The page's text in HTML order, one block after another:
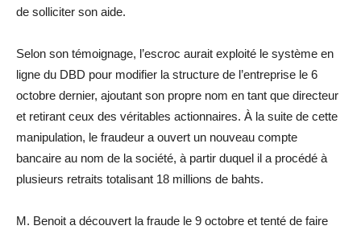
de solliciter son aide.
Selon son témoignage, l’escroc aurait exploité le système en
ligne du DBD pour modifier la structure de l’entreprise le 6
octobre dernier, ajoutant son propre nom en tant que directeur
et retirant ceux des véritables actionnaires. À la suite de cette
manipulation, le fraudeur a ouvert un nouveau compte
bancaire au nom de la société, à partir duquel il a procédé à
plusieurs retraits totalisant 18 millions de bahts.
M. Benoit a découvert la fraude le 9 octobre et tenté de faire